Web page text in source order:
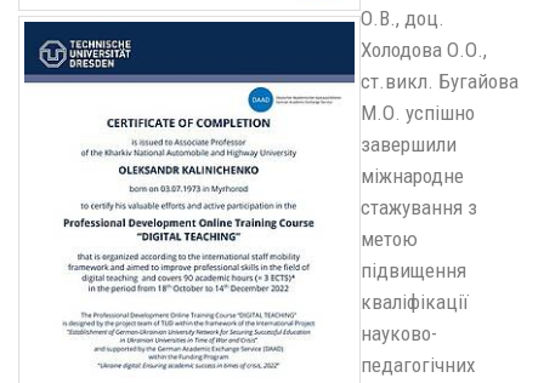
О.В., доц.
Холодова О.О.,
ст.викл. Бугайова
М.О. успішно
завершили
міжнародне
стажування з
метою
підвищення
кваліфікації
науково-
педагогічних